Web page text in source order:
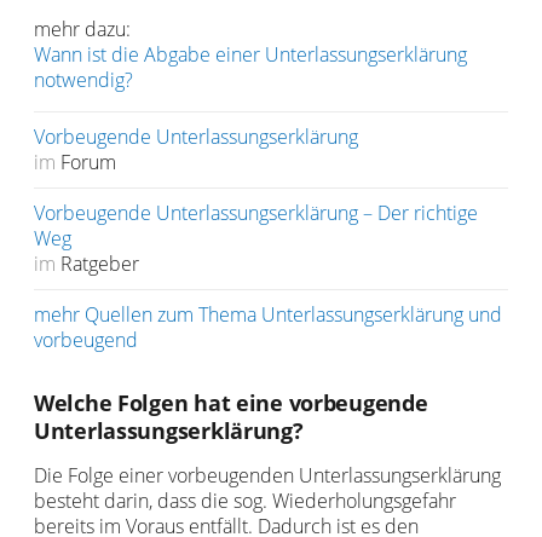
mehr dazu:
Wann ist die Abgabe einer Unterlassungserklärung
notwendig?
Vorbeugende Unterlassungserklärung
im Forum
Vorbeugende Unterlassungserklärung – Der richtige
Weg
im Ratgeber
mehr Quellen zum Thema Unterlassungserklärung und
vorbeugend
Welche Folgen hat eine vorbeugende
Unterlassungserklärung?
Die Folge einer vorbeugenden Unterlassungserklärung
besteht darin, dass die sog. Wiederholungsgefahr
bereits im Voraus entfällt. Dadurch ist es den